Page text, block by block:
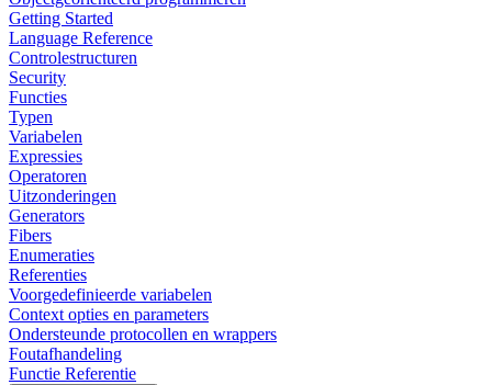
Getting Started
Language Reference
Controlestructuren
Security
Functies
Typen
Variabelen
Expressies
Operatoren
Uitzonderingen
Generators
Fibers
Enumeraties
Referenties
Voorgedefinieerde variabelen
Context opties en parameters
Ondersteunde protocollen en wrappers
Foutafhandeling
Functie Referentie